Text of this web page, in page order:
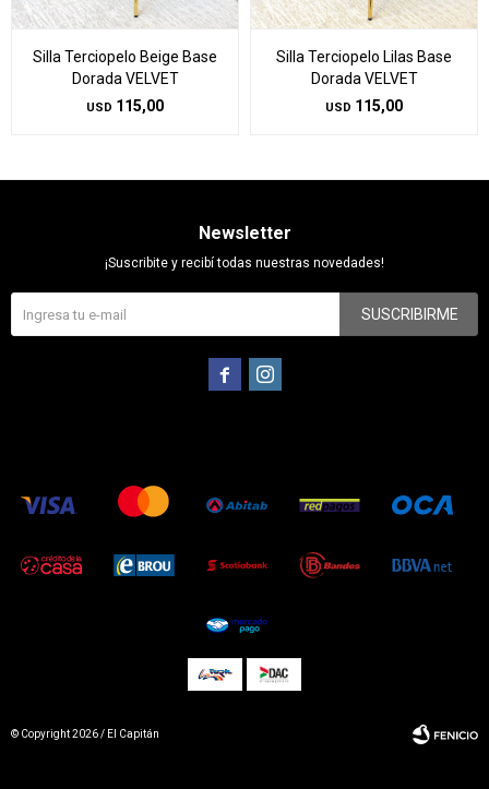
Silla Terciopelo Beige Base
Dorada VELVET
USD 115,00
Silla Terciopelo Lilas Base
Dorada VELVET
USD 115,00
Newsletter
¡Suscribite y recibí todas nuestras novedades!
SUSCRIBIRME
 
© Copyright 2026 / El Capitán